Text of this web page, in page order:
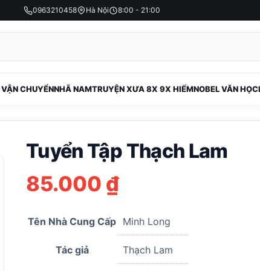
0963210458 Hà Nội 8:00 - 21:00
CHUYỂNNHÃ NAMTRUYỆN XƯA 8X 9X HIẾMNOBEL VĂN HỌC
Tuyển Tập Thạch Lam
85.000 ₫
Tên Nhà Cung Cấp Minh Long
Tác giả Thạch Lam